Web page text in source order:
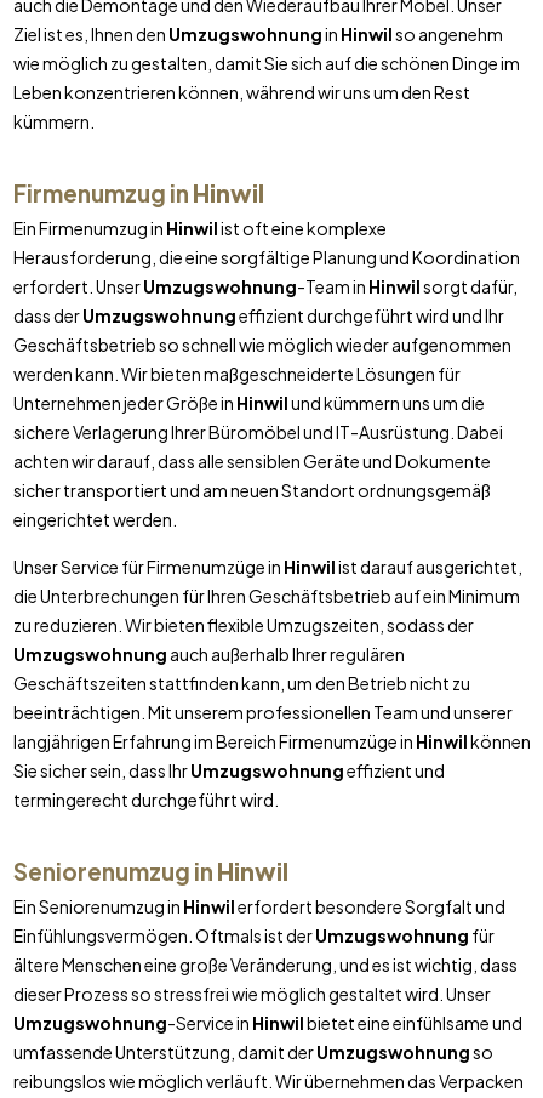
auch die Demontage und den Wiederaufbau Ihrer Möbel. Unser
Ziel ist es, Ihnen den Umzugswohnungin Hinwilso angenehm
wie möglich zu gestalten, damit Sie sich auf die schönen Dinge im
Leben konzentrieren können, während wir uns um den Rest
kümmern.
Firmenumzug in Hinwil
Ein Firmenumzug in Hinwilist oft eine komplexe
Herausforderung, die eine sorgfältige Planung und Koordination
erfordert. UnserUmzugswohnung-Team in Hinwilsorgt dafür,
dass derUmzugswohnungeffizient durchgeführt wird und Ihr
Geschäftsbetrieb so schnell wie möglich wieder aufgenommen
werden kann. Wir bieten maßgeschneiderte Lösungen für
Unternehmen jeder Größe in Hinwilund kümmern uns um die
sichere Verlagerung Ihrer Büromöbel und IT-Ausrüstung. Dabei
achten wir darauf, dass alle sensiblen Geräte und Dokumente
sicher transportiert und am neuen Standort ordnungsgemäß
eingerichtet werden.
Unser Service für Firmenumzüge in Hinwilist darauf ausgerichtet,
die Unterbrechungen für Ihren Geschäftsbetrieb auf ein Minimum
zu reduzieren. Wir bieten flexible Umzugszeiten, sodass der
Umzugswohnung auch außerhalb Ihrer regulären
Geschäftszeiten stattfinden kann, um den Betrieb nicht zu
beeinträchtigen. Mit unserem professionellen Team und unserer
langjährigen Erfahrung im Bereich Firmenumzüge in Hinwilkönnen
Sie sicher sein, dass IhrUmzugswohnungeffizient und
termingerecht durchgeführt wird.
Seniorenumzug in Hinwil
Ein Seniorenumzug in Hinwilerfordert besondere Sorgfalt und
Einfühlungsvermögen. Oftmals ist derUmzugswohnung für
ältere Menschen eine große Veränderung, und es ist wichtig, dass
dieser Prozess so stressfrei wie möglich gestaltet wird. Unser
Umzugswohnung-Service in Hinwilbietet eine einfühlsame und
umfassende Unterstützung, damit derUmzugswohnungso
reibungslos wie möglich verläuft. Wir übernehmen das Verpacken